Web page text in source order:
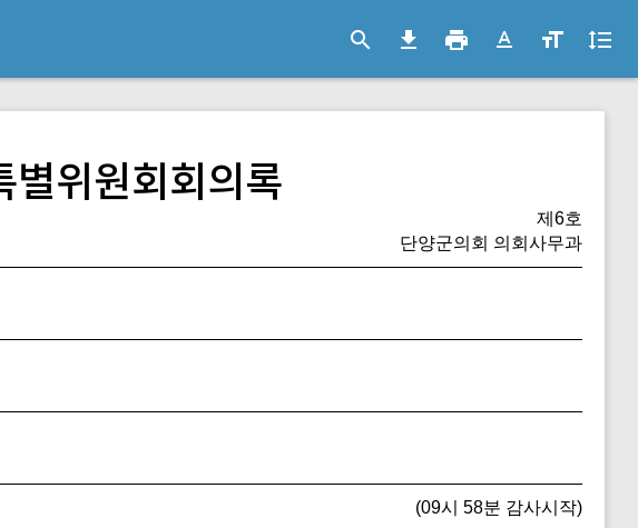
search file_download print text_format format_size format_line_spacing
별위원회회의록
제6호
단양군의회 의회사무과
(09시 58분 감사시작)